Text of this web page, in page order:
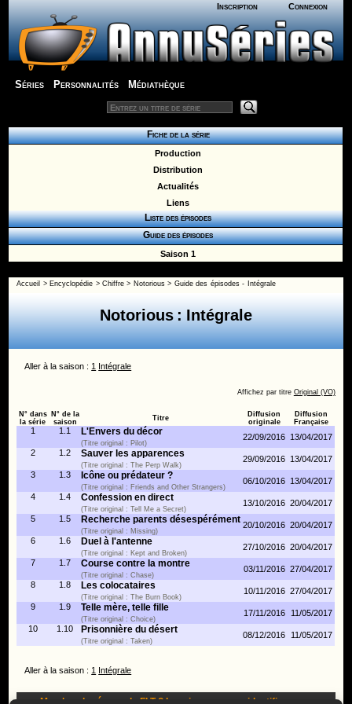
Inscription Connexion
Séries Personnalités Médiathèque
Fiche de la série
Production
Distribution
Actualités
Liens
Liste des épisodes
Guide des épisodes
Saison 1
Accueil > Encyclopédie >Chiffre > Notorious> Guide des épisodes - Intégrale
Notorious : Intégrale
Aller à la saison : 1 Intégrale
Affichez par titre Original (VO)
N° dans
la série
N° de la
saison
Titre
Diffusion
originale
Diffusion
Française
1 1.1 L'Envers du décor
(Titre original : Pilot)
22/09/2016 13/04/2017
2
1.2 Sauver les apparences
(Titre original : The Perp Walk)
29/09/2016 13/04/2017
3
1.3 Icône ou prédateur ?
(Titre original : Friends and Other Strangers)
06/10/2016 13/04/2017
4
1.4 Confession en direct
(Titre original : Tell Me a Secret)
13/10/2016 20/04/2017
5
1.5 Recherche parents désespérément
(Titre original : Missing)
20/10/2016 20/04/2017
6
1.6 Duel à l'antenne
(Titre original : Kept and Broken)
27/10/2016 20/04/2017
7
1.7 Course contre la montre
(Titre original : Chase)
03/11/2016 27/04/2017
8
1.8 Les colocataires
(Titre original : The Burn Book)
10/11/2016 27/04/2017
9
1.9 Telle mère, telle fille
(Titre original : Choice)
17/11/2016
11/05/2017
10
1.10 Prisonnière du désert
(Titre original : Taken)
08/12/2016 11/05/2017
Aller à la saison : 1 Intégrale
Membre du réseau du FLT ? Inscrivez-vous identifiez-vous